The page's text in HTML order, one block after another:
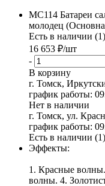
MC114 Батареи
молодец
Есть в наличии (1)
16 653 ₽/шт
-
В корзину
г. Томск,
график работы:
Нет в наличии
г. Томск, ул.
график работы:
Есть в наличии (1)
Эффекты:
1. Красные
волны. 4.